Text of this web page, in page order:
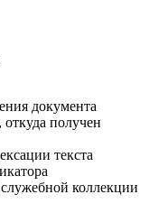
документа
получен
текста
коллекции